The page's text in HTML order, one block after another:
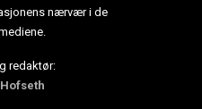
nærvær i de
redaktør: